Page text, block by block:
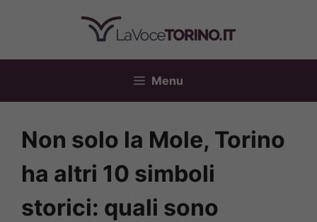
contenuto
Menu
Non solo la Mole, Torino
ha altri 10 simboli
storici: quali sono